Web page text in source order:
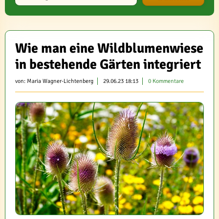
Wie man eine Wildblumenwiese
in bestehende Gärten integriert
von: Maria Wagner-Lichtenberg 29.06.23 18:13 0 Kommentare